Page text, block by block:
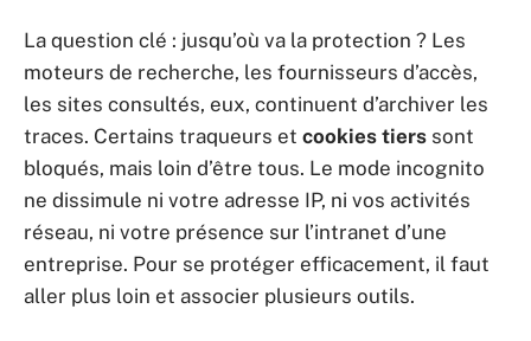
La question clé : jusqu’où va la protection ? Les
moteurs de recherche, les fournisseurs d’accès,
les sites consultés, eux, continuent d’archiver les
traces. Certains traqueurs et cookies tiers sont
bloqués, mais loin d’être tous. Le mode incognito
ne dissimule ni votre adresse IP, ni vos activités
réseau, ni votre présence sur l’intranet d’une
entreprise. Pour se protéger efficacement, il faut
aller plus loin et associer plusieurs outils.